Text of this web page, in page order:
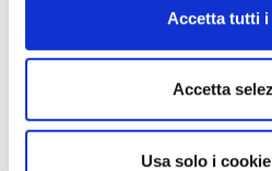
Accetta tutti i
Accetta
Usa solo i
DIRETTORE &